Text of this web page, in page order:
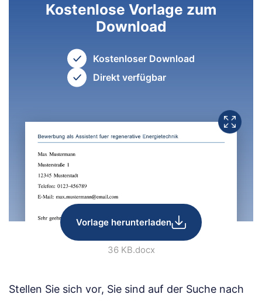
Kostenlose Vorlage zum
Download
Kostenloser Download
Direkt verfügbar
Vorlage herunterladen
36 KB.docx
Stellen Sie sich vor, Sie sind auf der Suche nach